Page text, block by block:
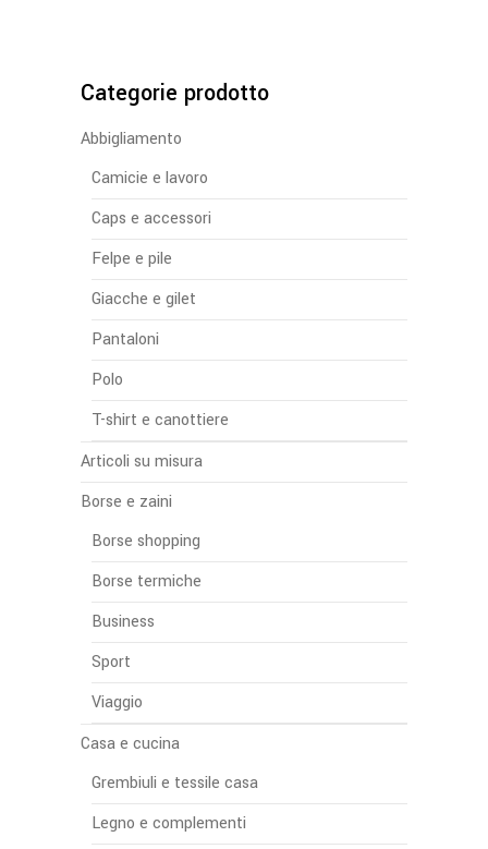
Categorie prodotto
Abbigliamento
Camicie e lavoro
Caps e accessori
Felpe e pile
Giacche e gilet
Pantaloni
Polo
T-shirt e canottiere
Articoli su misura
Borse e zaini
Borse shopping
Borse termiche
Business
Sport
Viaggio
Casa e cucina
Grembiuli e tessile casa
Legno e complementi